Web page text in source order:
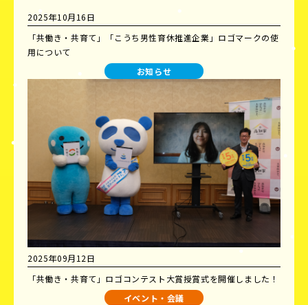
2025年10月16日
「共働き・共育て」「こうち男性育休推進企業」ロゴマークの使
用について
お知らせ
2025年09月12日
「共働き・共育て」ロゴコンテスト大賞授賞式を開催しました！
イベント・会議